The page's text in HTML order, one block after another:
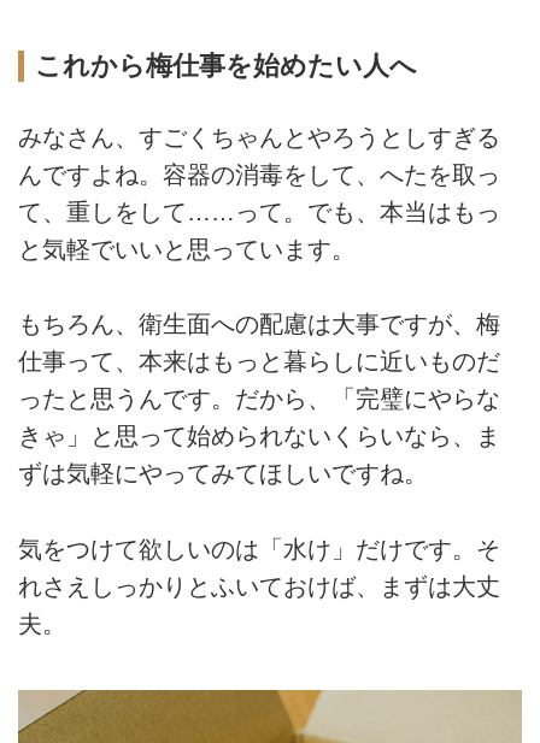
これから梅仕事を始めたい人へ
みなさん、すごくちゃんとやろうとしすぎる
んですよね。容器の消毒をして、へたを取っ
て、重しをして……って。でも、本当はもっ
と気軽でいいと思っています。
もちろん、衛生面への配慮は大事ですが、梅
仕事って、本来はもっと暮らしに近いものだ
ったと思うんです。だから、「完璧にやらな
きゃ」と思って始められないくらいなら、ま
ずは気軽にやってみてほしいですね。
気をつけて欲しいのは「水け」だけです。そ
れさえしっかりとふいておけば、まずは大丈
夫。